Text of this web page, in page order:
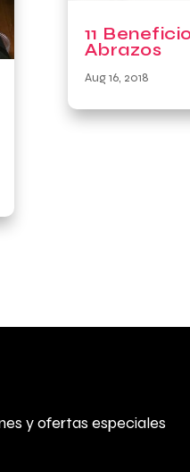
11
Abrazos
Aug 16, 2018
y ofertas especiales